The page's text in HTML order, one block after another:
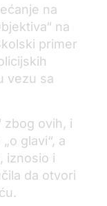
na
na
primer
vezu sa
zbog ovih, i
glavi“, a
iznosio i
da otvori